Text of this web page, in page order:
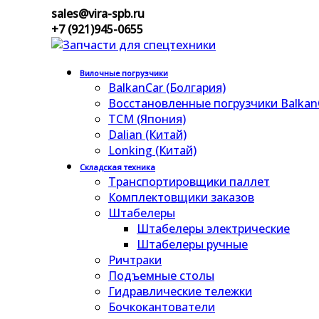
sales@vira-spb.ru
+7 (921)945-0655
Вилочные погрузчики
BalkanCar (Болгария)
Восстановленные погрузчики
TCM (Япония)
Dalian (Китай)
Lonking (Китай)
Складская техника
Транспортировщики паллет
Комплектовщики заказов
Штабелеры
Штабелеры электрические
Штабелеры ручные
Ричтраки
Подъемные столы
Гидравлические тележки
Бочкокантователи